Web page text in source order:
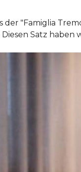
der "Famiglia
Satz